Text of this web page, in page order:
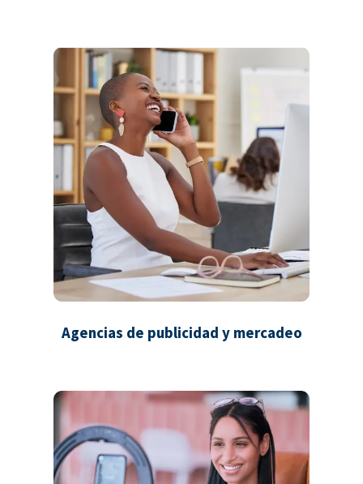
Agencias de publicidad y mercadeo